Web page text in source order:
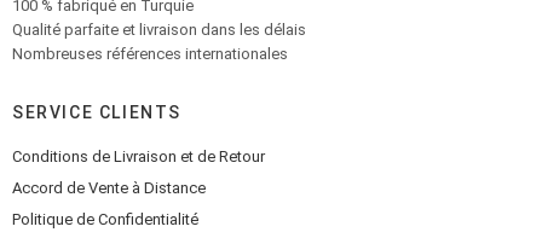
100 % fabriqué en Turquie
Qualité parfaite et livraison dans les délais
Nombreuses références internationales
SERVICE CLIENTS
Conditions de Livraison et de Retour
Accord de Vente à Distance
Politique de Confidentialité